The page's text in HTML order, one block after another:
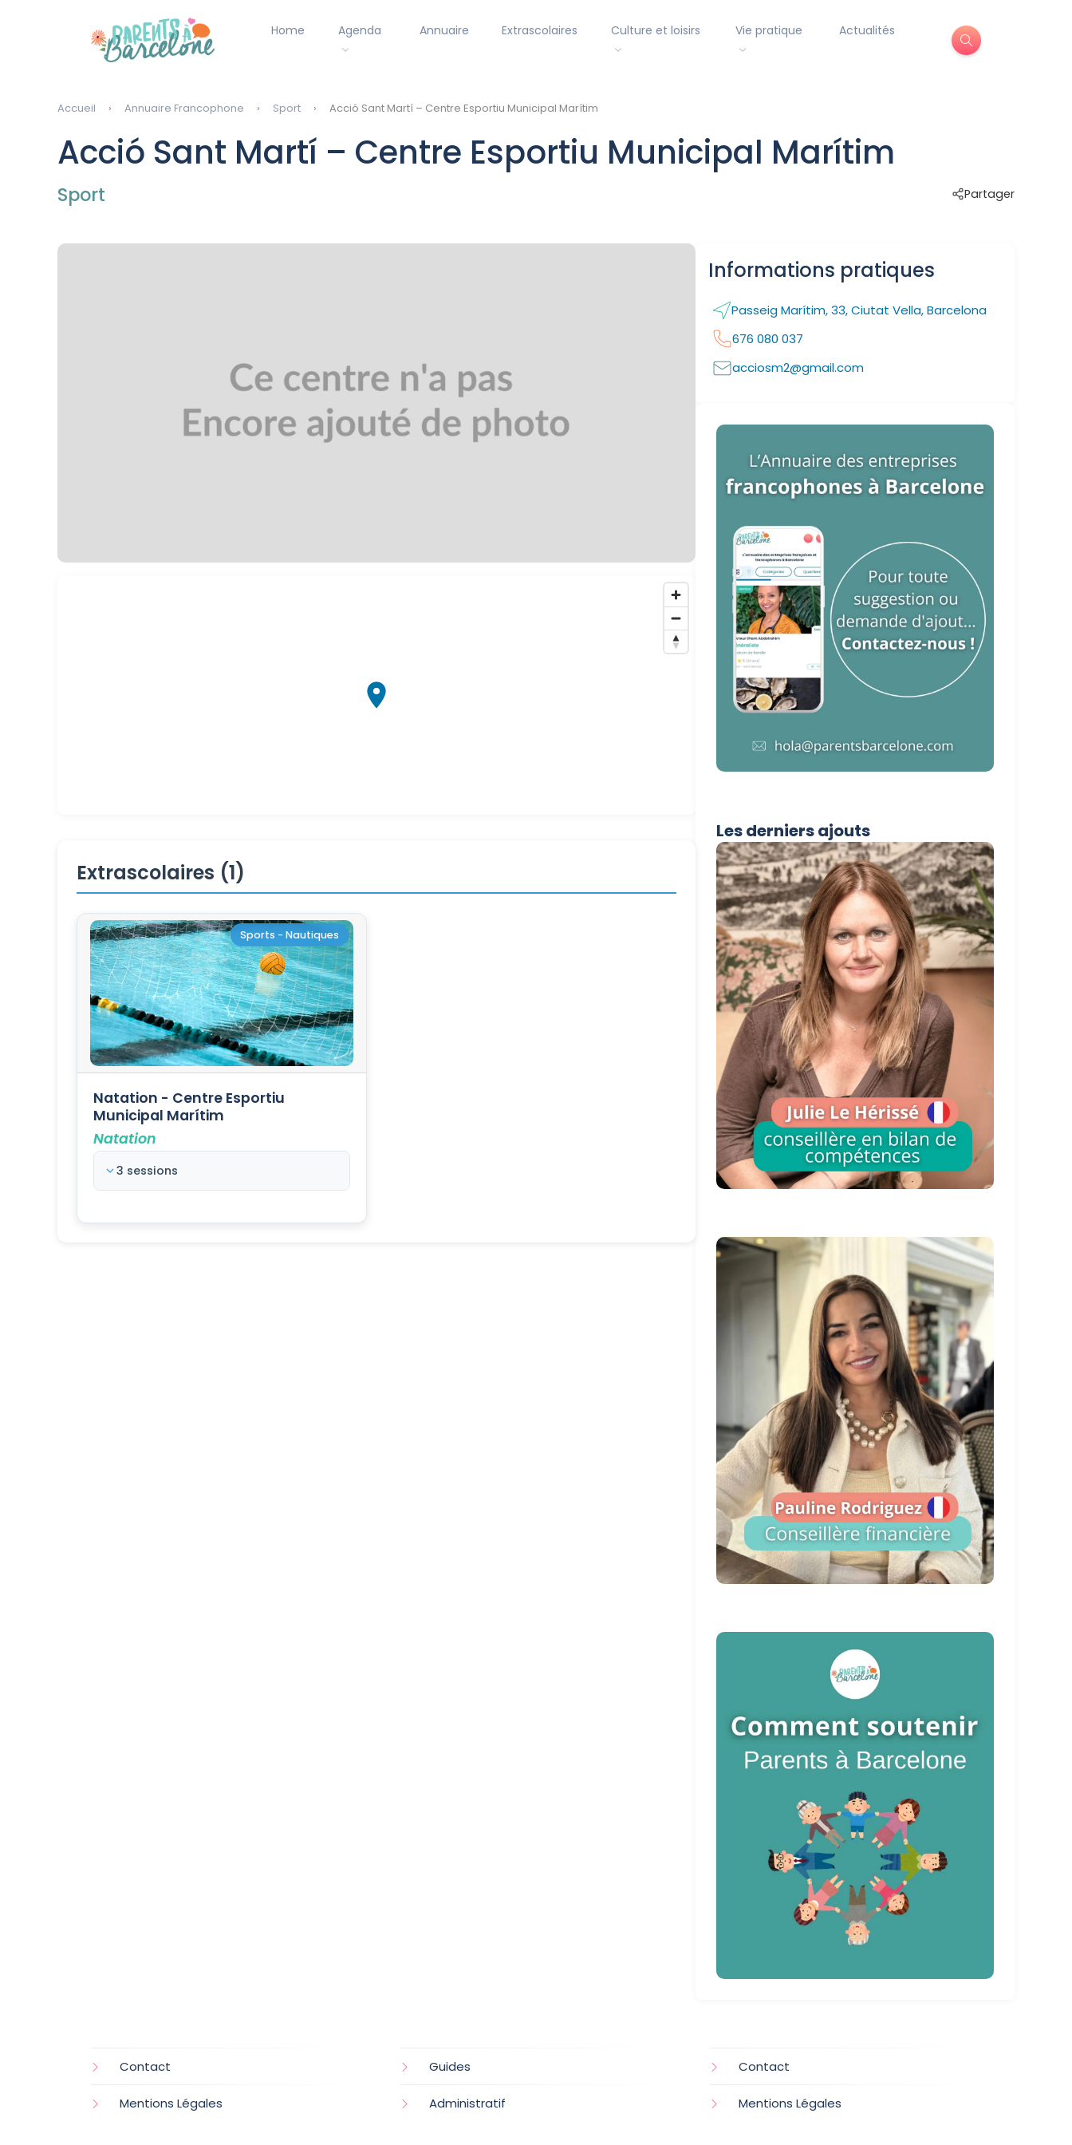
Home Agenda Annuaire Extrascolaires Culture et loisirs Vie pratique Actualités
Accueil Annuaire Francophone Sport Acció Sant Martí – Centre Esportiu Municipal Marítim
Acció Sant Martí – Centre Esportiu Municipal Marítim
Sport Partager
Extrascolaires (1)
Sports - Nautiques
Natation - Centre Esportiu
Municipal Marítim
Natation
3 sessions
Informations pratiques
Passeig Marítim, 33, Ciutat Vella, Barcelona
676 080 037
acciosm2@gmail.com
Les derniers ajouts
Contact
Mentions Légales
Guides
Administratif
Contact
Mentions Légales